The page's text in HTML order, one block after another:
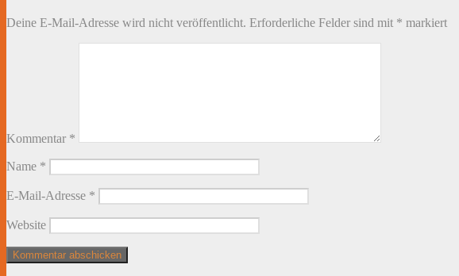
Deine E-Mail-Adresse wird nicht veröffentlicht. Erforderliche Felder sind mit * markiert
Kommentar *
Name *
E-Mail-Adresse *
Website